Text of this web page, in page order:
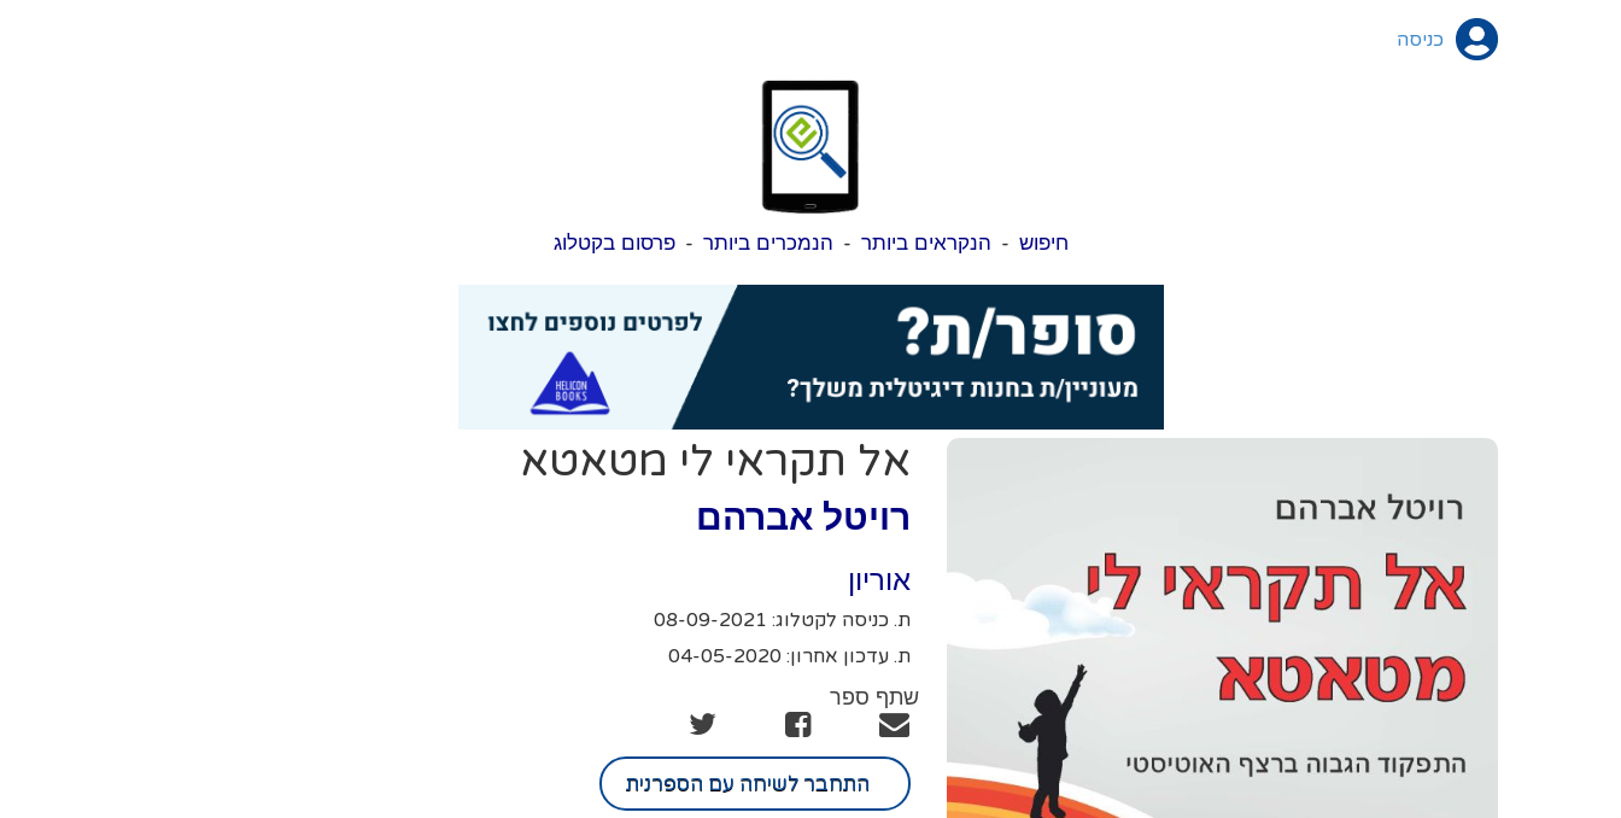
כניסה
חיפוש - הנקראים ביותר - הנמכרים ביותר -פרסום בקטלוג
אל תקראי לי מטאטא
רויטל אברהם
אוריון
ת. כניסה לקטלוג: 08-09-2021
ת. עדכון אחרון: 04-05-2020
שתף ספר
התחבר לשיחה עם הספרנית